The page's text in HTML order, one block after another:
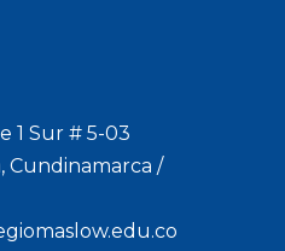
1 Sur # 5-03
Cundinamarca /